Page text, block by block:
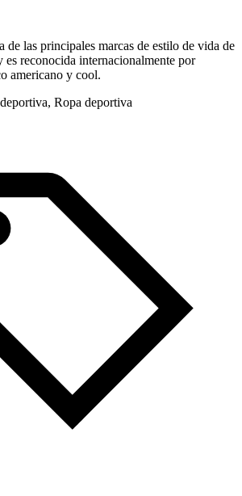
las principales marcas de estilo de vida de
es reconocida internacionalmente por
americano y cool.
Ropa deportiva